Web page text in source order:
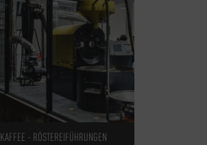
KAFFEE - RÖSTEREIFÜHRUNGEN